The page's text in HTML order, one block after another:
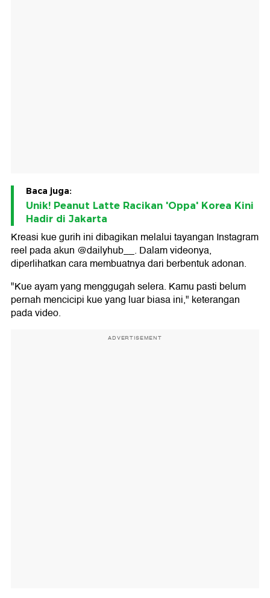
Baca juga:
Unik! Peanut Latte Racikan 'Oppa' Korea Kini
Hadir di Jakarta
Kreasi kue gurih ini dibagikan melalui tayangan Instagram
reel pada akun @dailyhub__. Dalam videonya,
diperlihatkan cara membuatnya dari berbentuk adonan.
"Kue ayam yang menggugah selera. Kamu pasti belum
pernah mencicipi kue yang luar biasa ini," keterangan
pada video.
ADVERTISEMENT